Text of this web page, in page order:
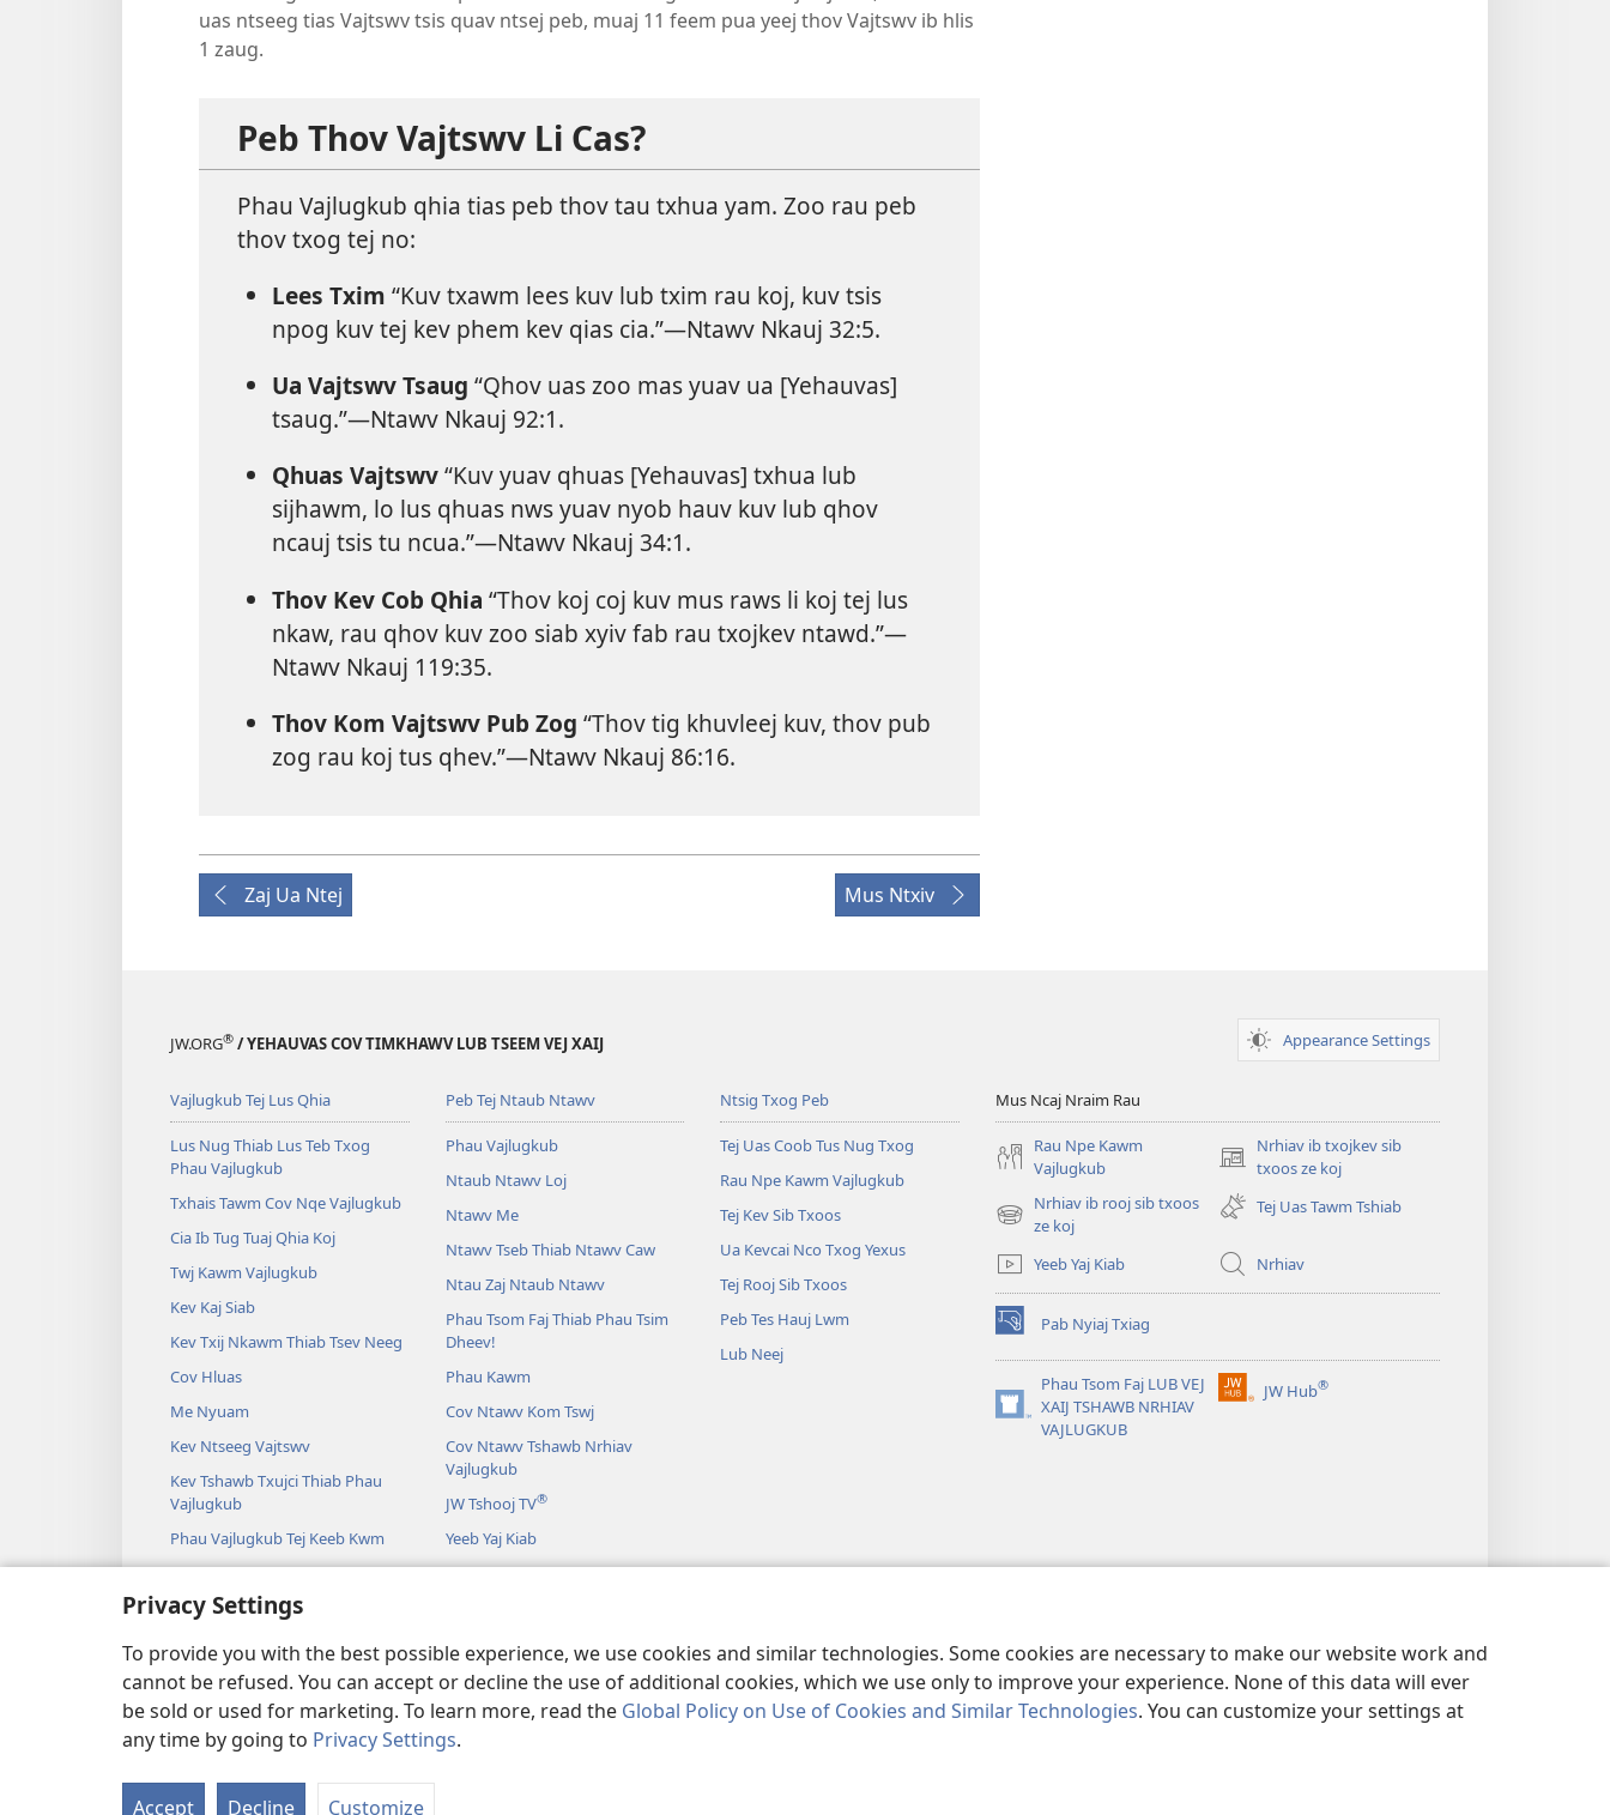
Privacy Settings
To provide you with the best possible experience, we use cookies and similar technologies. Some cookies are necessary to make our website work and
cannot be refused. You can accept or decline the use of additional cookies, which we use only to improve your experience. None of this data will ever
be sold or used for marketing. To learn more, read the Global Policy on Use of Cookies and Similar Technologies. You can customize your settings at
any time by going to Privacy Settings.
Accept Decline Customize
uas ntseeg tias Vajtswv tsis quav ntsej peb, muaj 11 feem pua yeej thov Vajtswv ib hlis
1 zaug.
Peb Thov Vajtswv Li Cas?
Phau Vajlugkub qhia tias peb thov tau txhua yam. Zoo rau peb
thov txog tej no:
Lees Txim “Kuv txawm lees kuv lub txim rau koj, kuv tsis
npog kuv tej kev phem kev qias cia.”​—Ntawv Nkauj 32:5.
Ua Vajtswv Tsaug “Qhov uas zoo mas yuav ua [Yehauvas]
tsaug.”​—Ntawv Nkauj 92:1.
Qhuas Vajtswv“Kuv yuav qhuas [Yehauvas] txhua lub
sijhawm, lo lus qhuas nws yuav nyob hauv kuv lub qhov
ncauj tsis tu ncua.”​—Ntawv Nkauj 34:1.
Thov Kev Cob Qhia “Thov koj coj kuv mus raws li koj tej lus
nkaw, rau qhov kuv zoo siab xyiv fab rau txojkev ntawd.”​—
Ntawv Nkauj 119:35.
Thov Kom Vajtswv Pub Zog “Thov tig khuvleej kuv, thov pub
zog rau koj tus qhev.”​—Ntawv Nkauj 86:16.
Zaj Ua Ntej Mus Ntxiv
JW.ORG® / YEHAUVAS COV TIMKHAWV LUB TSEEM VEJ XAIJ Appearance Settings
Vajlugkub Tej Lus Qhia
Lus Nug Thiab Lus Teb Txog
Phau Vajlugkub
Txhais Tawm Cov Nqe Vajlugkub
Cia Ib Tug Tuaj Qhia Koj
Twj Kawm Vajlugkub
Kev Kaj Siab
Kev Txij Nkawm Thiab Tsev Neeg
Cov Hluas
Me Nyuam
Kev Ntseeg Vajtswv
Kev Tshawb Txujci Thiab Phau
Vajlugkub
Phau Vajlugkub Tej Keeb Kwm
Peb Tej Ntaub Ntawv
Phau Vajlugkub
Ntaub Ntawv Loj
Ntawv Me
Ntawv Tseb Thiab Ntawv Caw
Ntau Zaj Ntaub Ntawv
Phau Tsom Faj Thiab Phau Tsim
Dheev!
Phau Kawm
Cov Ntawv Kom Tswj
Cov Ntawv Tshawb Nrhiav
Vajlugkub
JW Tshooj TV®
Yeeb Yaj Kiab
Nkauj
Ua Yeeb Yam Nyeem Vajlugkub
Ntsig Txog Peb
Tej Uas Coob Tus Nug Txog
Rau Npe Kawm Vajlugkub
Tej Kev Sib Txoos
Ua Kevcai Nco Txog Yexus
Tej Rooj Sib Txoos
Peb Tes Hauj Lwm
Lub Neej
Mus Ncaj Nraim Rau
Rau Npe Kawm
Vajlugkub
Nrhiav ib txojkev sib
txoos ze koj
(opens
new
window)
Nrhiav ib rooj sib txoos
ze koj
(opens
window)
Tej Uas Tawm Tshiab
Yeeb Yaj Kiab Nrhiav
Pab Nyiaj Txiag
(opens
new
window)Phau Tsom Faj LUB VEJ
XAIJ TSHAWB NRHIAV
VAJLUGKUB
(opens
JW Hub®
(opens
Copyright© 2026 Watch Tower Bible and Tract Society of Pennsylvania.